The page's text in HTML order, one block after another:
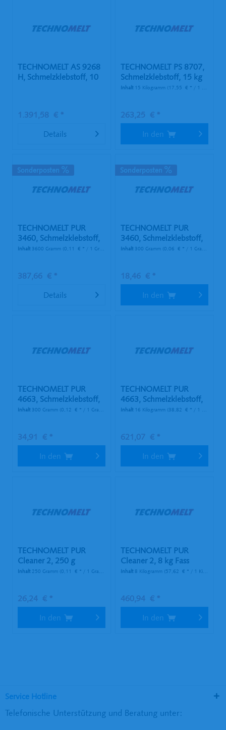
TECHNOMELT AS 9268
H, Schmelzklebstoff, 10
1.391,58 € *
Details
TECHNOMELT PS 8707,
Schmelzklebstoff, 15 kg
Karton
Inhalt 15 Kilogramm (17,55 € * / 1 Kilogramm)
263,25 € *
In den
Sonderposten
TECHNOMELT PUR
3460, Schmelzklebstoff,
300 g...
Inhalt 3600 Gramm (0,11 € * / 1 Gramm)
387,66 € *
Details
Sonderposten
TECHNOMELT PUR
3460, Schmelzklebstoff,
300 g...
Inhalt 300 Gramm (0,06 € * / 1 Gramm)
18,46 € *
In den
TECHNOMELT PUR
4663, Schmelzklebstoff,
300 g...
Inhalt 300 Gramm (0,12 € * / 1 Gramm)
34,91 € *
In den
TECHNOMELT PUR
4663, Schmelzklebstoff,
8x2 kg...
Inhalt 16 Kilogramm (38,82 € * / 1 Kilogramm)
621,07 € *
In den
TECHNOMELT PUR
Cleaner 2, 250 g
Kartusche...
Inhalt 250 Gramm (0,11 € * / 1 Gramm)
26,24 € *
In den
TECHNOMELT PUR
Cleaner 2, 8 kg Fass
Inhalt 8 Kilogramm (57,62 € * / 1 Kilogramm)
460,94 € *
In den
Service Hotline
Telefonische Unterstützung und Beratung unter: